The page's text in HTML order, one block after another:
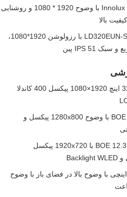
پانل تلویزیون LCD 50 اینچی Innolux با وضوح 1920 * 1080 و روشنایی
پنل تلویزیون ال‌سی‌دی LD320EUN-SEM1 با رزولوشن 1920*1080،
مانیتور گیمینگ کامپیوتر ال‌جی 32 اینچ 1920×1080 پیکسل 400 کاندلا
صفحه نمایش LCD 10.1 اینچی BOE با وضوح 1280x800 پیکسل و
BOE 12.3inch Automotive LCD Display با 1920x720 پیکسل
صفحه نمایش ال سی دی 10.1 اینچی با وضوح بالا در فضای باز با وضوح